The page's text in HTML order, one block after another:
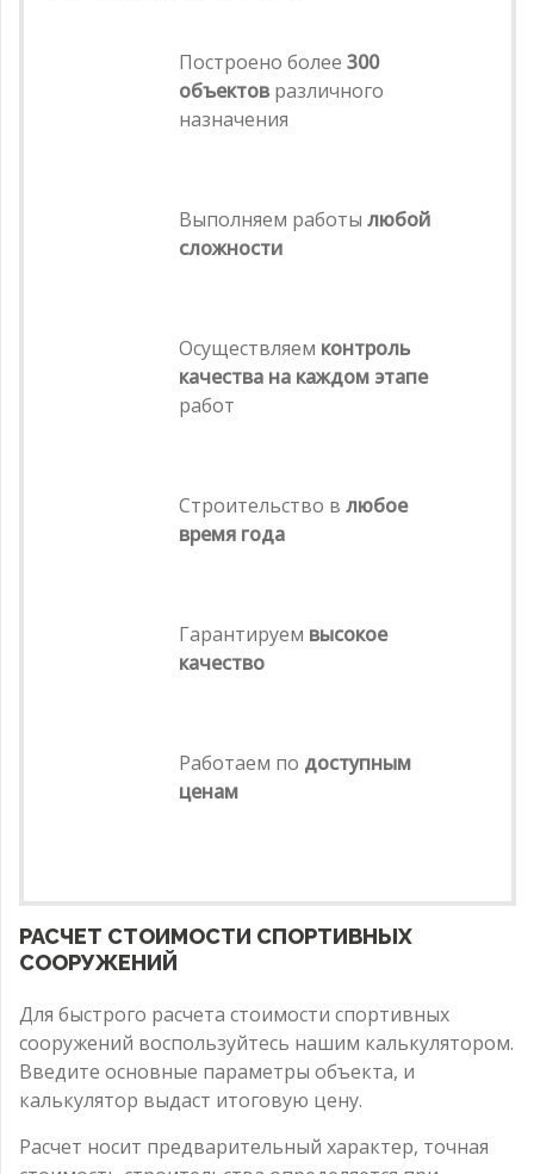
Построено более 300
объектовразличного
назначения
Выполняем работы любой
сложности
Осуществляем контроль
качества на каждом этапе
работ
Строительство в любое
время года
Гарантируем высокое
качество
Работаем по доступным
ценам
РАСЧЕТ СТОИМОСТИ СПОРТИВНЫХ
СООРУЖЕНИЙ
Для быстрого расчета стоимости спортивных
сооружений воспользуйтесь нашим калькулятором.
Введите основные параметры объекта, и
калькулятор выдаст итоговую цену.
Расчет носит предварительный характер, точная